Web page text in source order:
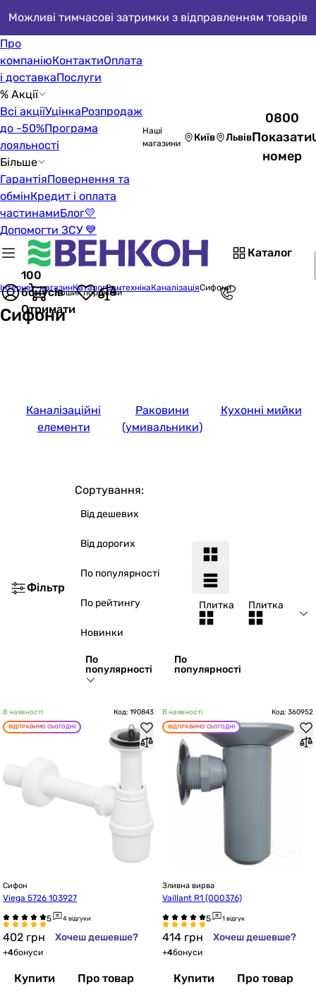
Можливі тимчасові затримки з відправленням товарів
Про
компаніюКонтактиОплата
і доставкаПослуги
% Акції
Всі акціїУцінкаРозпродаж
до -50%Програма
лояльності
Більше
ГарантіяПовернення та
обмінКредит і оплата
частинамиБлог💛
Допомогти ЗСУ 💙
Наші
магазини
Київ Львів
0800
Показати
номер
Каталог
100
бонусів
Отримати
Кошик порожній
Інтернет-магазинКаталогСантехнікаКаналізаціяСифони
Сифони
Каналізаційні
елементи
Раковини
(умивальники)
Кухонні мийки
Фільтр
Сортування:
Від дешевих
Від дорогих
По популярності
По рейтингу
Новинки
По
популярності
По
популярності
Плитка Плитка
В наявності Код: 190843
ВІДПРАВИМО СЬОГОДНІ
Сифон
Viega 5726 103927
4 відгуки
402 грн Хочеш дешевше?
+4бонуси
Купити Про товар
В наявності Код: 360952
ВІДПРАВИМО СЬОГОДНІ
Зливна вирва
Vaillant R1 (000376)
1 відгук
414 грн Хочеш дешевше?
+4бонуси
Купити Про товар